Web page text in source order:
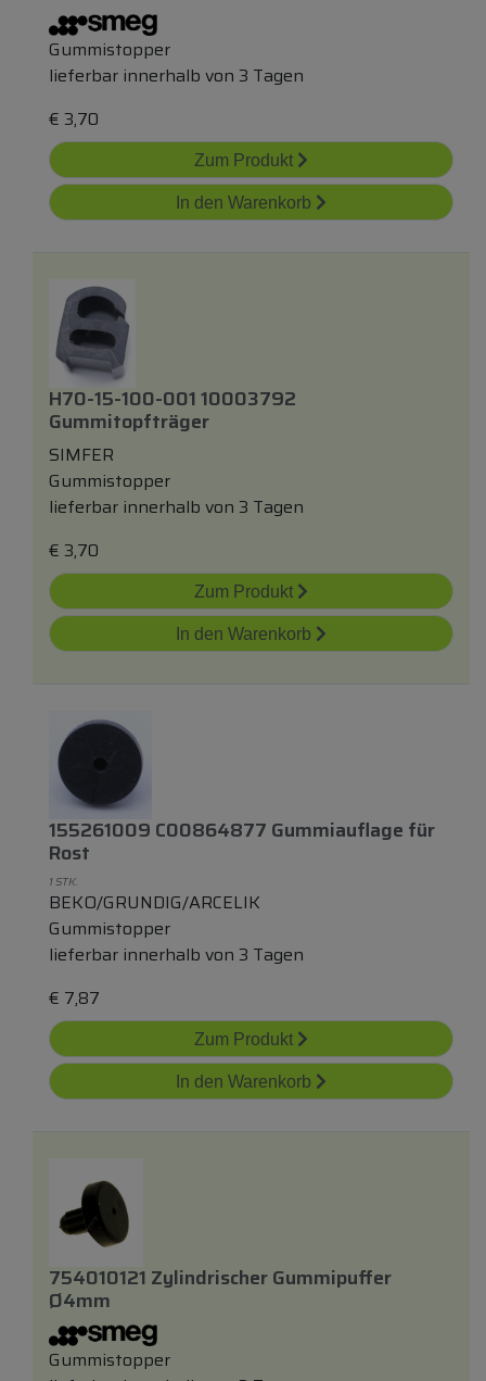
Gummistopper
lieferbar innerhalb von 3 Tagen
€ 3,70
Zum Produkt
In den Warenkorb
H70-15-100-001 10003792
Gummitopfträger
SIMFER
Gummistopper
lieferbar innerhalb von 3 Tagen
€ 3,70
Zum Produkt
In den Warenkorb
155261009 C00864877 Gummiauflage für
Rost
1 STK.
BEKO/GRUNDIG/ARCELIK
Gummistopper
lieferbar innerhalb von 3 Tagen
€ 7,87
Zum Produkt
In den Warenkorb
754010121 Zylindrischer Gummipuffer
Ø4mm
Gummistopper